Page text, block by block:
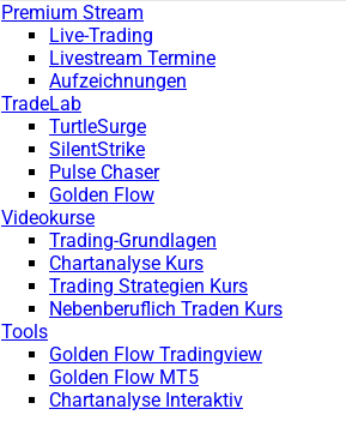
Premium Stream
Live-Trading
Livestream Termine
Aufzeichnungen
TradeLab
TurtleSurge
SilentStrike
Pulse Chaser
Golden Flow
Videokurse
Trading-Grundlagen
Chartanalyse Kurs
Trading Strategien Kurs
Nebenberuflich Traden Kurs
Tools
Golden Flow Tradingview
Golden Flow MT5
Chartanalyse Interaktiv